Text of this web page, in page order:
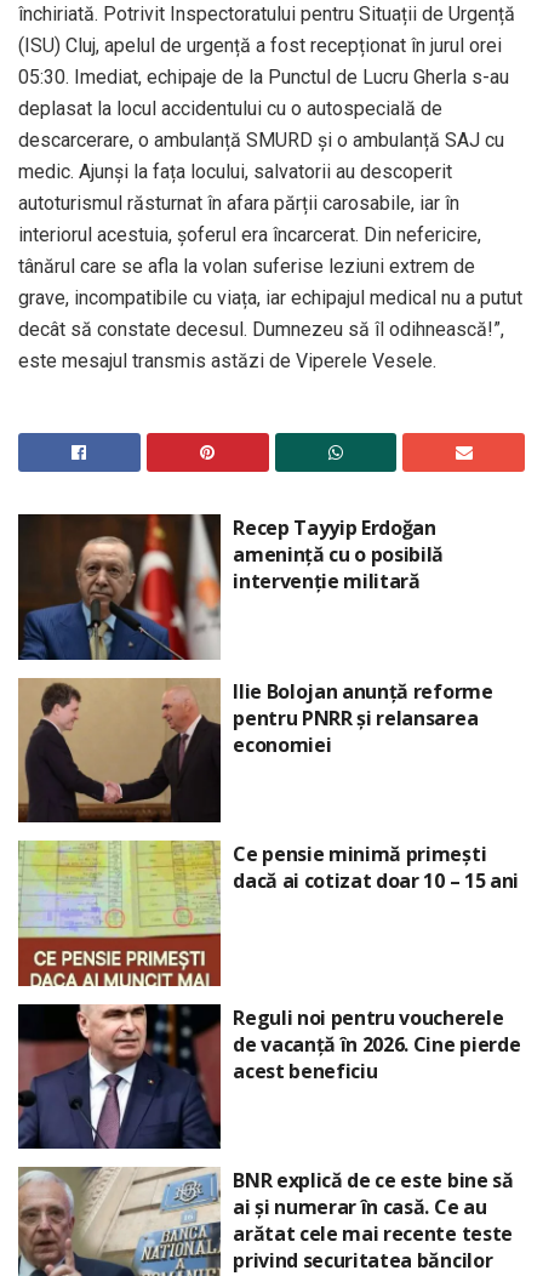
închiriată. Potrivit Inspectoratului pentru Situații de Urgență
(ISU) Cluj, apelul de urgență a fost recepționat în jurul orei
05:30. Imediat, echipaje de la Punctul de Lucru Gherla s-au
deplasat la locul accidentului cu o autospecială de
descarcerare, o ambulanță SMURD și o ambulanță SAJ cu
medic. Ajunși la fața locului, salvatorii au descoperit
autoturismul răsturnat în afara părții carosabile, iar în
interiorul acestuia, șoferul era încarcerat. Din nefericire,
tânărul care se afla la volan suferise leziuni extrem de
grave, incompatibile cu viața, iar echipajul medical nu a putut
decât să constate decesul. Dumnezeu să îl odihnească!”,
este mesajul transmis astăzi de Viperele Vesele.
Recep Tayyip Erdoğan
amenință cu o posibilă
intervenție militară
Ilie Bolojan anunță reforme
pentru PNRR și relansarea
economiei
Ce pensie minimă primești
dacă ai cotizat doar 10 – 15 ani
Reguli noi pentru voucherele
de vacanță în 2026. Cine pierde
acest beneficiu
BNR explică de ce este bine să
ai și numerar în casă. Ce au
arătat cele mai recente teste
privind securitatea băncilor